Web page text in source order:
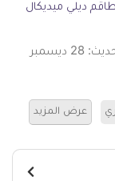
طاقم ديلي ميديكال
28 ديسمبر
عرض المزيد